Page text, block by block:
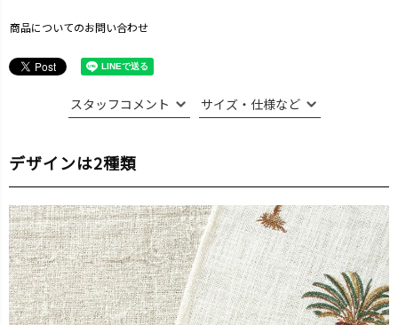
商品についてのお問い合わせ
スタッフコメント サイズ・仕様など
デザインは2種類